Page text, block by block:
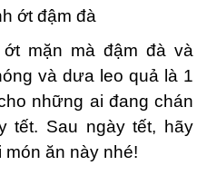
ớt đậm đà
mặn mà đậm đà và
và dưa leo quả là 1
những ai đang chán
tết. Sau ngày tết, hãy
ăn này nhé!